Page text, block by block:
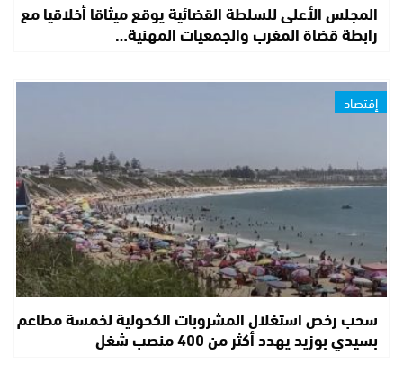
المجلس الأعلى للسلطة القضائية يوقع ميثاقا أخلاقيا مع
رابطة قضاة المغرب والجمعيات المهنية…
إقتصاد
سحب رخص استغلال المشروبات الكحولية لخمسة مطاعم
بسيدي بوزيد يهدد أكثر من 400 منصب شغل